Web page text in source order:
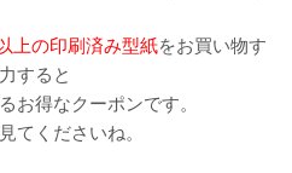
上の印刷済み型紙をお買い物す
すると
お得なクーポンです。
てくださいね。